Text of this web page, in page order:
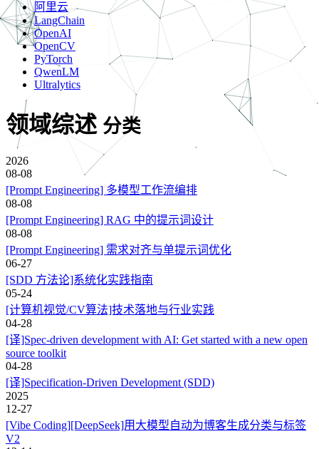
阿里云
LangChain
OpenAI
OpenCV
PyTorch
QwenLM
Ultralytics
领域综述 分类
2026
08-08
[Prompt Engineering] 多模型工作流编排
08-08
[Prompt Engineering] RAG 中的提示词设计
08-08
[Prompt Engineering] 需求对齐与单提示词优化
06-27
[SDD 方法论]系统化实践指南
05-24
[计算机视觉/CV算法]技术落地与行业实践
04-28
[译]Spec-driven development with AI: Get started with a new open
source toolkit
04-28
[译]Specification-Driven Development (SDD)
2025
12-27
[Vibe Coding][DeepSeek]用大模型自动为博客生成分类与标签
V2